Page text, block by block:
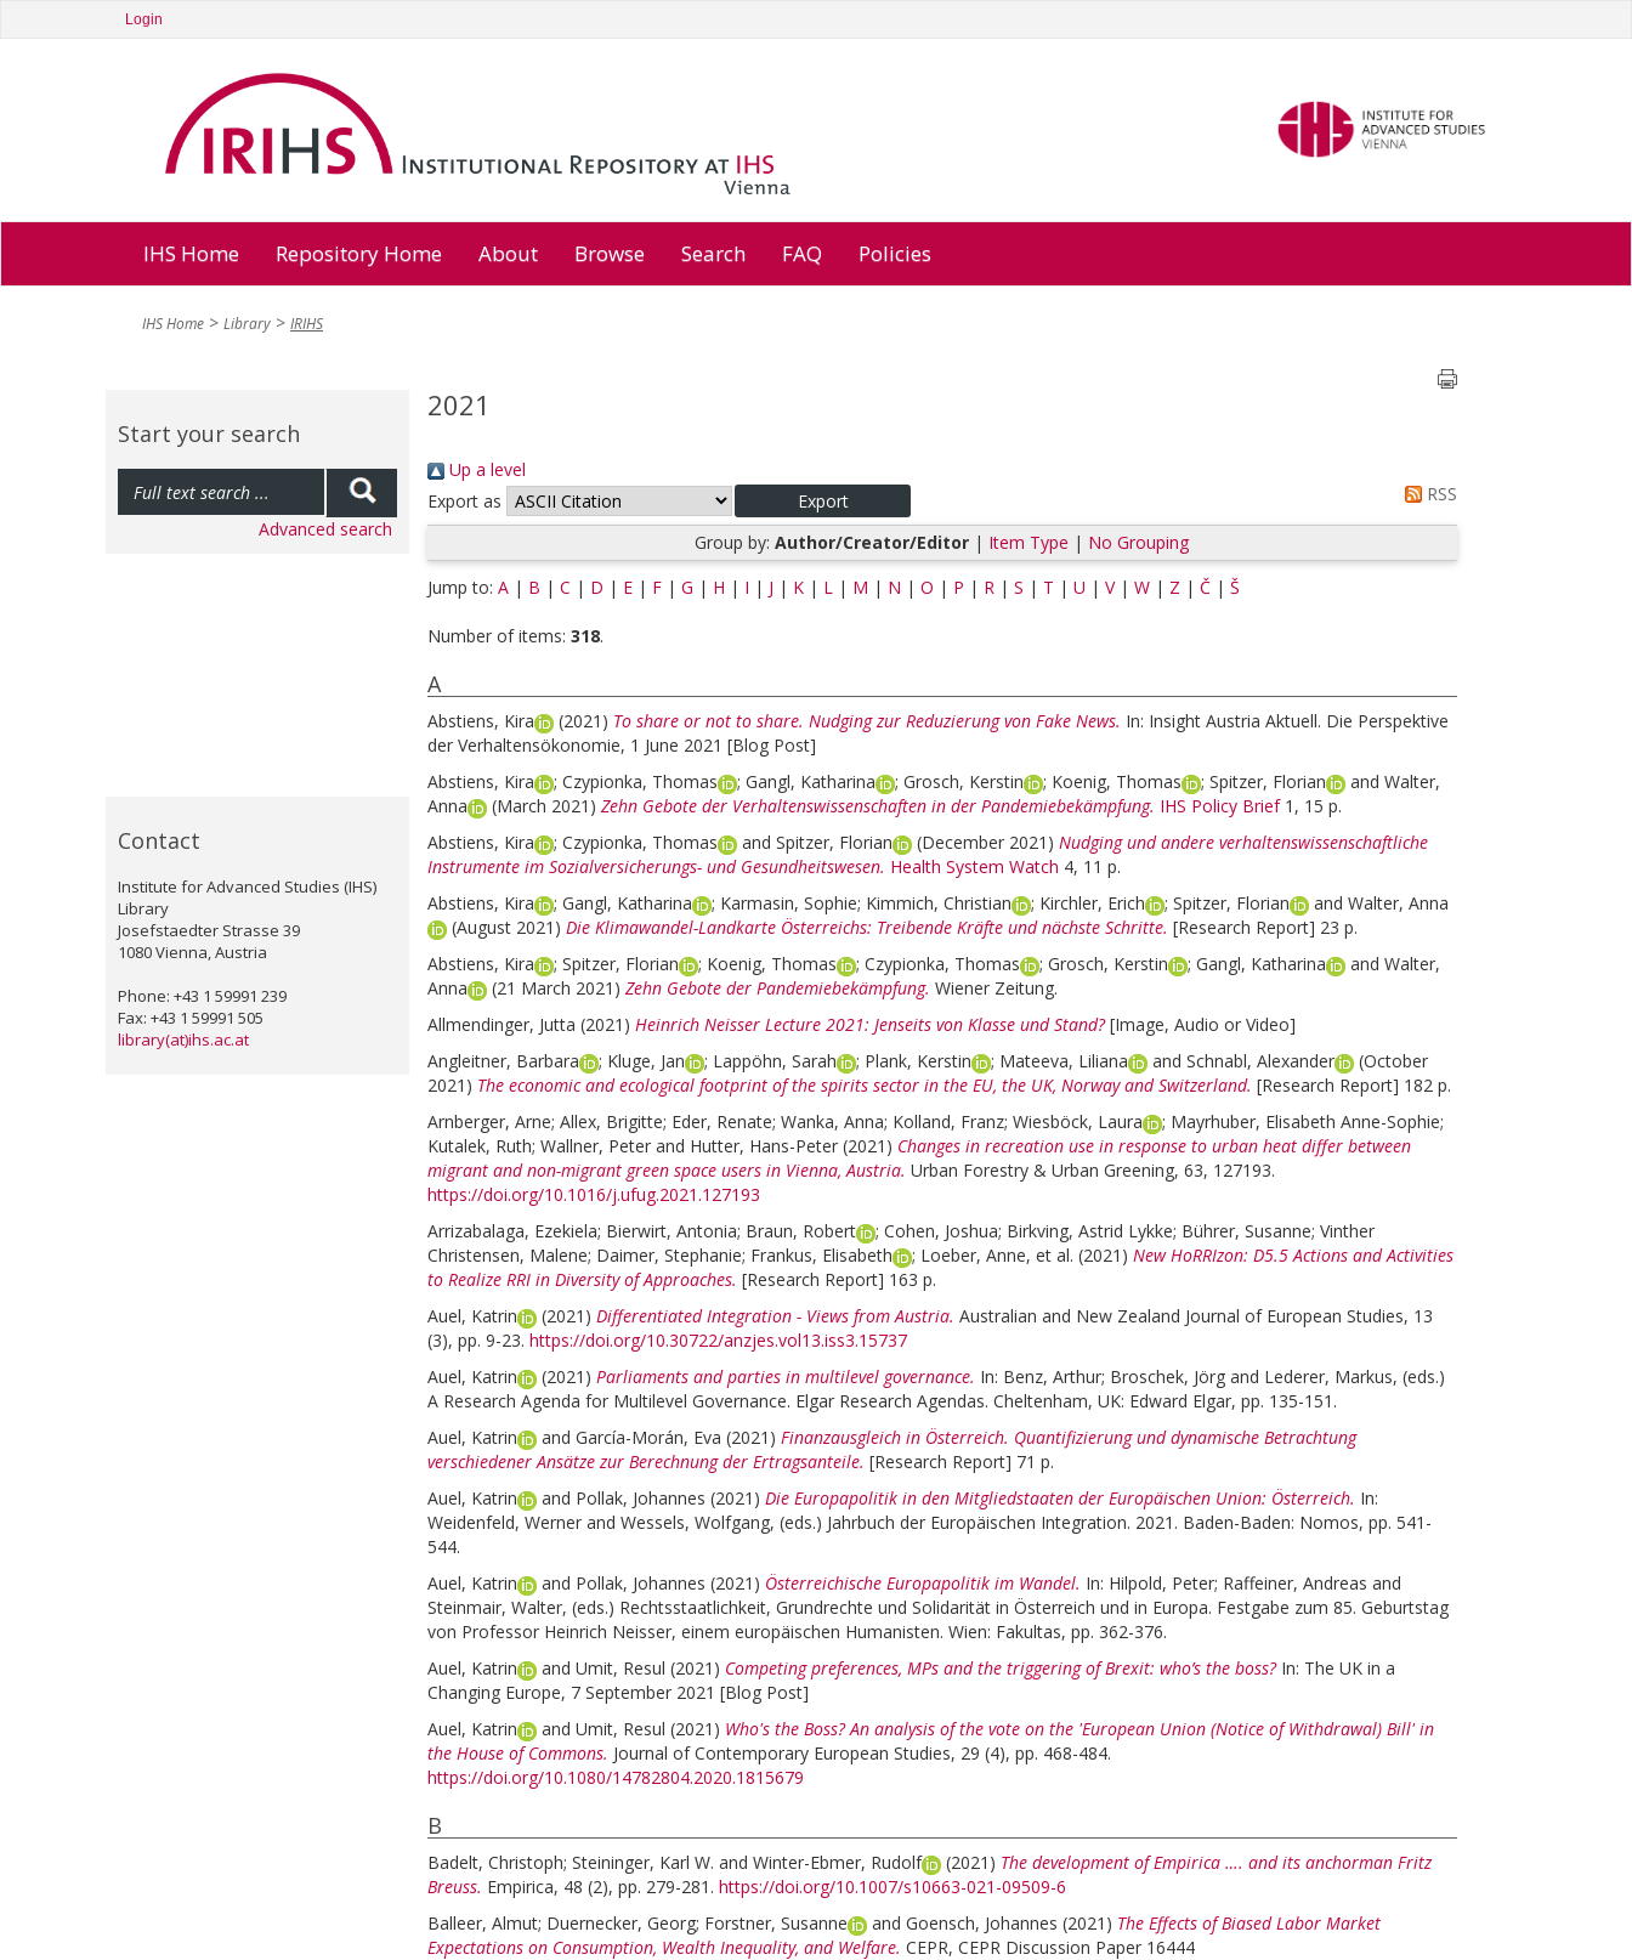
Login
IHS Home Repository Home About Browse Search FAQ Policies
IHS Home Library IRIHS
Start your search
Advanced search
Contact
Institute for Advanced Studies (IHS)
Library
Josefstaedter Strasse 39
1080 Vienna, Austria
Phone: +43 1 59991 239
Fax: +43 1 59991 505
library(at)ihs.ac.at
2021
Up a level
Export as
RSS
Group by:Author/Creator/Editor | Item Type | No Grouping
Jump to: A | B | C | D | E | F | G | H | I | J | K | L | M | N | O | P | R | S | T | U | V| W | Z | Č | Š
Number of items: 318.
A
Abstiens, Kira (2021) To share or not to share. Nudging zur Reduzierung von Fake News. In: Insight Austria Aktuell. Die Perspektive
der Verhaltensökonomie, 1 June 2021 [Blog Post]
Abstiens, Kira
; Czypionka, Thomas ; Gangl, Katharina ; Grosch, Kerstin ; Koenig, Thomas ; Spitzer, Florian and Walter,
Anna
(March 2021) Zehn Gebote der Verhaltenswissenschaften in der Pandemiebekämpfung. IHS Policy Brief1, 15 p.
Abstiens, Kira
; Czypionka, Thomas and Spitzer, Florian (December 2021) Nudging und andere verhaltenswissenschaftliche
Instrumente im Sozialversicherungs- und Gesundheitswesen. Health System Watch 4, 11 p.
Abstiens, Kira
; Gangl, Katharina ; Karmasin, Sophie; Kimmich, Christian ; Kirchler, Erich ; Spitzer, Florian and Walter, Anna
(August 2021) Die Klimawandel-Landkarte Österreichs: Treibende Kräfte und nächste Schritte. [Research Report] 23 p.
Abstiens, Kira
; Spitzer, Florian ; Koenig, Thomas ; Czypionka, Thomas ; Grosch, Kerstin ; Gangl, Katharina and Walter,
Anna
(21 March 2021) Zehn Gebote der Pandemiebekämpfung. Wiener Zeitung.
Allmendinger, Jutta (2021) Heinrich Neisser Lecture 2021: Jenseits von Klasse und Stand? [Image, Audio or Video]
Angleitner, Barbara
; Kluge, Jan ; Lappöhn, Sarah ; Plank, Kerstin ; Mateeva, Liliana and Schnabl, Alexander
(October
2021) The economic and ecological footprint of the spirits sector in the EU, the UK, Norway and Switzerland. [Research Report] 182 p.
Arnberger, Arne; Allex, Brigitte; Eder, Renate; Wanka, Anna; Kolland, Franz; Wiesböck, Laura ; Mayrhuber, Elisabeth Anne-Sophie;
Kutalek, Ruth; Wallner, Peter and Hutter, Hans-Peter (2021) Changes in recreation use in response to urban heat differ between
migrant and non-migrant green space users in Vienna, Austria. Urban Forestry & Urban Greening, 63, 127193.
https://doi.org/10.1016/j.ufug.2021.127193
Arrizabalaga, Ezekiela; Bierwirt, Antonia; Braun, Robert ; Cohen, Joshua; Birkving, Astrid Lykke; Bührer, Susanne; Vinther
Christensen, Malene; Daimer, Stephanie; Frankus, Elisabeth ; Loeber, Anne, et al. (2021) New HoRRIzon: D5.5 Actions and Activities
to Realize RRI in Diversity of Approaches. [Research Report] 163 p.
Auel, Katrin
(2021) Differentiated Integration - Views from Austria. Australian and New Zealand Journal of European Studies, 13
(3), pp. 9-23. https://doi.org/10.30722/anzjes.vol13.iss3.15737
Auel, Katrin
(2021) Parliaments and parties in multilevel governance. In: Benz, Arthur; Broschek, Jörg and Lederer, Markus, (eds.)
A Research Agenda for Multilevel Governance. Elgar Research Agendas. Cheltenham, UK: Edward Elgar, pp. 135-151.
Auel, Katrin
and García-Morán, Eva (2021) Finanzausgleich in Österreich. Quantifizierung und dynamische Betrachtung
verschiedener Ansätze zur Berechnung der Ertragsanteile. [Research Report] 71 p.
Auel, Katrin
and Pollak, Johannes (2021) Die Europapolitik in den Mitgliedstaaten der Europäischen Union: Österreich. In:
Weidenfeld, Werner and Wessels, Wolfgang, (eds.) Jahrbuch der Europäischen Integration. 2021. Baden-Baden: Nomos, pp. 541-
544.
Auel, Katrin
and Pollak, Johannes (2021) Österreichische Europapolitik im Wandel. In: Hilpold, Peter; Raffeiner, Andreas and
Steinmair, Walter, (eds.) Rechtsstaatlichkeit, Grundrechte und Solidarität in Österreich und in Europa. Festgabe zum 85. Geburtstag
von Professor Heinrich Neisser, einem europäischen Humanisten. Wien: Fakultas, pp. 362-376.
Auel, Katrin
and Umit, Resul (2021) Competing preferences, MPs and the triggering of Brexit: who’s the boss? In: The UK in a
Changing Europe, 7 September 2021 [Blog Post]
Auel, Katrin
and Umit, Resul (2021) Who's the Boss? An analysis of the vote on the 'European Union (Notice of Withdrawal) Bill' in
the House of Commons. Journal of Contemporary European Studies, 29 (4), pp. 468-484.
https://doi.org/10.1080/14782804.2020.1815679
B
Badelt, Christoph; Steininger, Karl W. and Winter-Ebmer, Rudolf (2021) The development of Empirica …. and its anchorman Fritz
Breuss. Empirica, 48 (2), pp. 279-281. https://doi.org/10.1007/s10663-021-09509-6
Balleer, Almut; Duernecker, Georg; Forstner, Susanne and Goensch, Johannes (2021) The Effects of Biased Labor Market
Expectations on Consumption, Wealth Inequality, and Welfare. CEPR, CEPR Discussion Paper 16444